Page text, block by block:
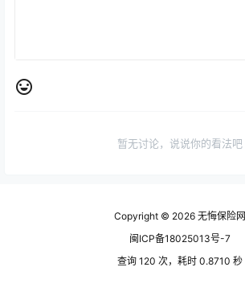
暂无讨论，说说你的看法吧
Copyright © 2026 无悔保险网
闽ICP备18025013号-7
查询 120 次，耗时 0.8710 秒